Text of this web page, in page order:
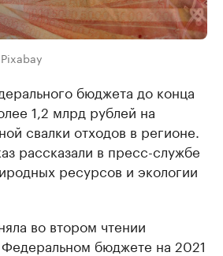
бюджета до конца
1,2 млрд рублей на
свалки отходов в регионе.
рассказали в пресс-службе
ресурсов и экологии
во втором чтении
бюджете на 2021